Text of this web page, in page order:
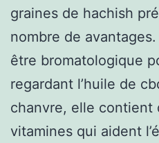
graines de hachish
nombre de
être bromatologique
regardant l’huile de
chanvre, elle contient
vitamines qui aident